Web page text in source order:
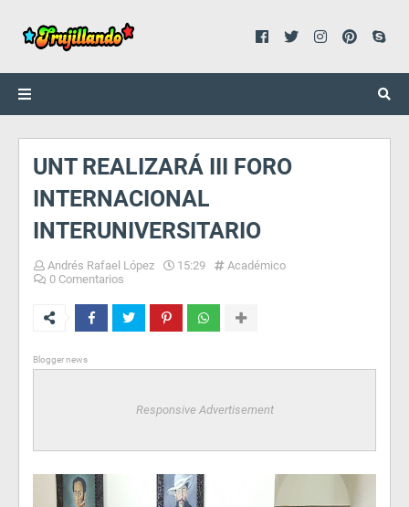
UNT REALIZARÁ III FORO
INTERNACIONAL
INTERUNIVERSITARIO
Andrés Rafael López 15:29
Académico
0 Comentarios
Blogger news
Responsive Advertisement